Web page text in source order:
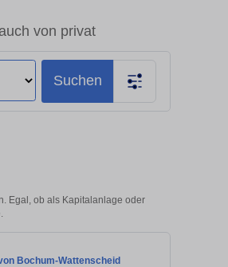
von privat
Suchen
Egal, ob als Kapitalanlage oder
Bochum-Wattenscheid